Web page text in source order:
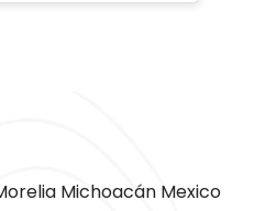
Michoacán Mexico